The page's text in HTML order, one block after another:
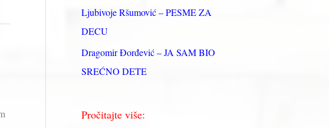
Ljubivoje Ršumović – PESME ZA
DECU
Dragomir Đorđević – JA SAM BIO
SREĆNO DETE
Pročitajte više: